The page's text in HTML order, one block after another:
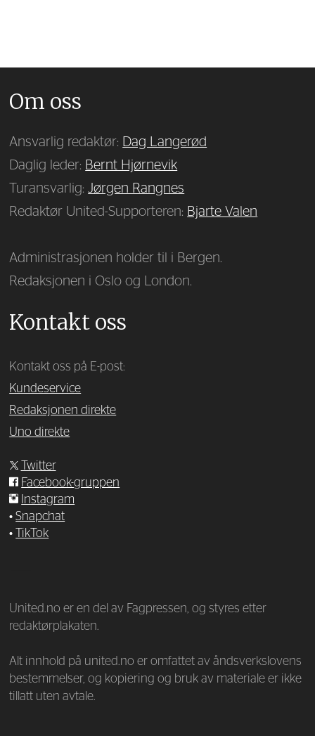
Om oss
Ansvarlig redaktør: Dag Langerød
Daglig leder: Bernt Hjørnevik
Turansvarlig:Jørgen Rangnes
Redaktør United-Supporteren: Bjarte Valen
Administrasjonen holder til i Bergen.
Redaksjonen i Oslo og London.
Kontakt oss
Kontakt oss på E-post:
Kundeservice
Redaksjonen direkte
Uno direkte
Twitter
Facebook-gruppen
Instagram
•Snapchat
•
TikTok
United.no er en del av Fagpressen, og styres etter
redaktørplakaten.
Alt innhold på united.no er omfattet av åndsverkslovens
bestemmelser, og kopiering og bruk av materiale er ikke
tillatt uten avtale.